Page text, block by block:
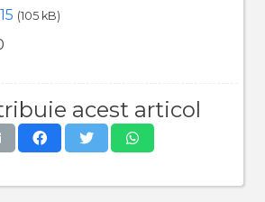
(105 kB)
acest articol